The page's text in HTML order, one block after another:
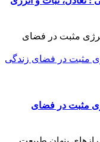
مثبت در فضای زندگی
مثبت در فضای